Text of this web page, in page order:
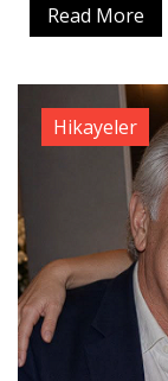
Read More
Hikayeler